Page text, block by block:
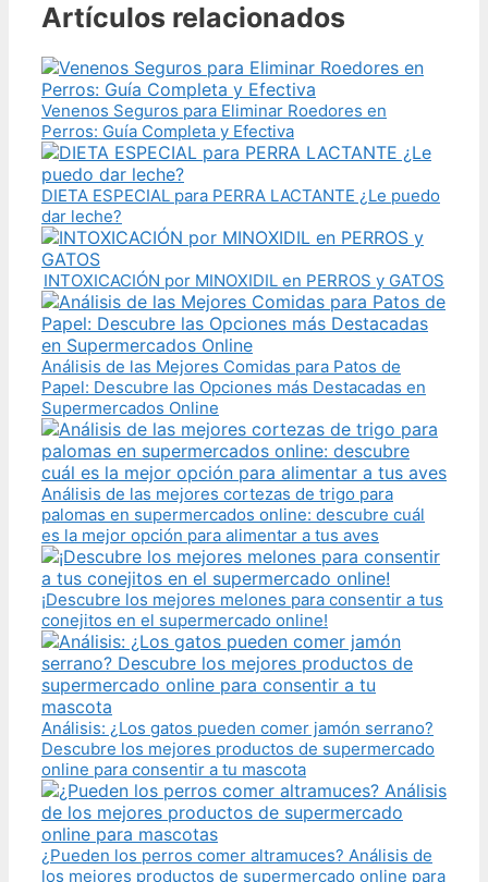
Artículos relacionados
Venenos Seguros para Eliminar Roedores en
Perros: Guía Completa y Efectiva
DIETA ESPECIAL para PERRA LACTANTE ¿Le puedo
dar leche?
INTOXICACIÓN por MINOXIDIL en PERROS y GATOS
Análisis de las Mejores Comidas para Patos de
Papel: Descubre las Opciones más Destacadas en
Supermercados Online
Análisis de las mejores cortezas de trigo para
palomas en supermercados online: descubre cuál
es la mejor opción para alimentar a tus aves
¡Descubre los mejores melones para consentir a tus
conejitos en el supermercado online!
Análisis: ¿Los gatos pueden comer jamón serrano?
Descubre los mejores productos de supermercado
online para consentir a tu mascota
¿Pueden los perros comer altramuces? Análisis de
los mejores productos de supermercado online para